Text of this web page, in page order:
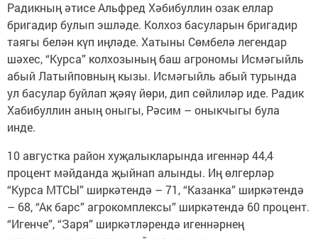
Радикның әтисе Альфред Хәбибуллин озак еллар
бригадир булып эшләде. Колхоз басуларын бригадир
таягы белән күп иңләде. Хатыны Сөмбелә легендар
шәхес, “Курса” колхозының баш агрономы Исмәгыйль
абый Латыйповның кызы. Исмәгыйль абый турында
ул басулар буйлап җәяү йөри, дип сөйлиләр иде. Радик
Хабибуллин аның оныгы, Рәсим – оныкчыгы була
инде.
10 августка район хуҗалыкларында игеннәр 44,4
процент мәйданда җыйнап алынды. Иң өлгерләр
“Курса МТСЫ” ширкәтендә – 71, “Казанка” ширкәтендә
– 68, “Ак барс” агрокомплексы” ширкәтендә 60 процент.
“Игенче”, “Заря” ширкәтләрендә игеннәрнең